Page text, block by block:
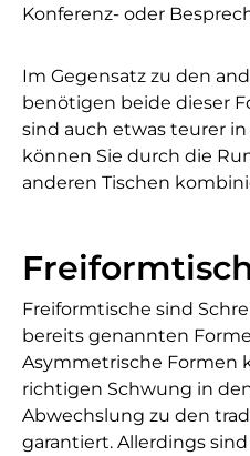
Konferenz- oder
Im Gegensatz zu den
benötigen beide dieser
sind auch etwas teurer
können Sie durch die
anderen Tischen
Freiformtische sind
bereits genannten
Asymmetrische Formen
richtigen Schwung in
Abwechslung zu den
garantiert. Allerdings